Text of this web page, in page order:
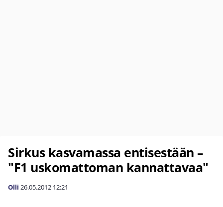
Sirkus kasvamassa entisestään –
"F1 uskomattoman kannattavaa"
Olli 26.05.2012 12:21